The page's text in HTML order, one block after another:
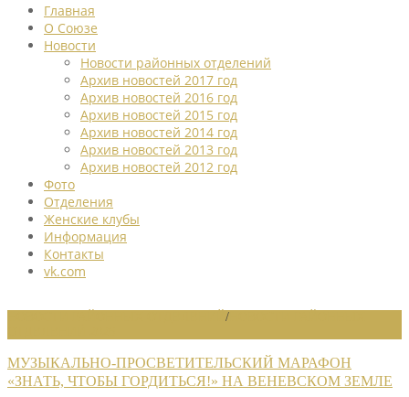
Главная
О Союзе
Новости
Новости районных отделений
Архив новостей 2017 год
Архив новостей 2016 год
Архив новостей 2015 год
Архив новостей 2014 год
Архив новостей 2013 год
Архив новостей 2012 год
Фото
Отделения
Женские клубы
Информация
Контакты
vk.com
/
МУЗЫКАЛЬНО-ПРОСВЕТИТЕЛЬСКИЙ МАРАФОН
«ЗНАТЬ, ЧТОБЫ ГОРДИТЬСЯ!» НА ВЕНЕВСКОМ ЗЕМЛЕ